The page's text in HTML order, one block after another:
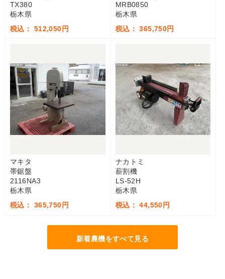
TX380
栃木県
税込： 512,050円
MRB0850
栃木県
税込： 365,750円
マキタ
帯鋸盤
2116NA3
栃木県
税込： 365,750円
ナカトミ
薪割機
LS-52H
栃木県
税込： 44,550円
新着農機をすべて見る